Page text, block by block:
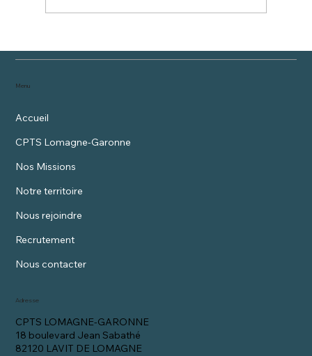
Patient diabètique
Accueil
CPTS Lomagne-Garonne
Nos Missions
Notre territoire
Nous rejoindre
Recrutement
Nous contacter
Menu
Adresse
CPTS LOMAGNE-GARONNE
18 boulevard Jean Sabathé
82120 LAVIT DE LOMAGNE